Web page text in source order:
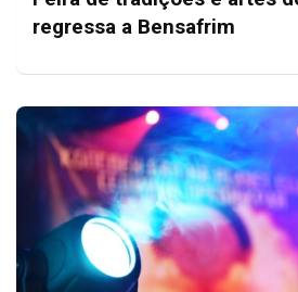
regressa a Bensafrim